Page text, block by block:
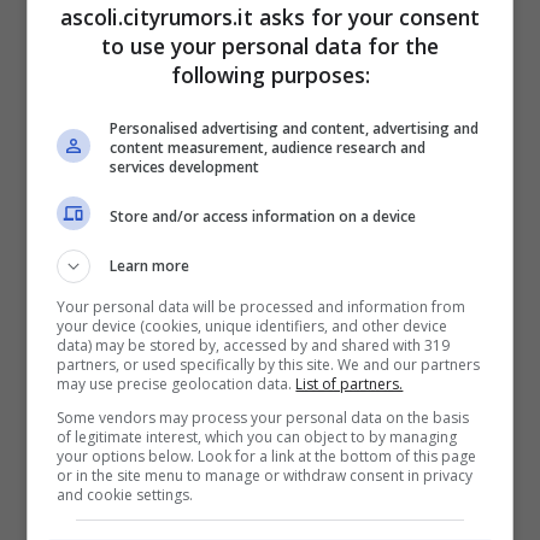
Nello S.O. di san Benedetto del Tronto,
rispetto all’attivazione del Reparto Covid2
del 4° Piano, sono stati revisionati, per la
sicurezza del personale dipendente e dei
pazienti, i seguenti percorsi :
ascoli.cityrumors.it asks for your consent
to use your personal data for the
following purposes:
Personalised advertising and content, advertising and
content measurement, audience research and
services development
Store and/or access information on a device
Learn more
Your personal data will be processed and information from
your device (cookies, unique identifiers, and other device
data) may be stored by, accessed by and shared with 319
partners, or used specifically by this site. We and our partners
may use precise geolocation data. List of partners.
Some vendors may process your personal data on the basis
of legitimate interest, which you can object to by managing
your options below. Look for a link at the bottom of this page
or in the site menu to manage or withdraw consent in privacy
and cookie settings.